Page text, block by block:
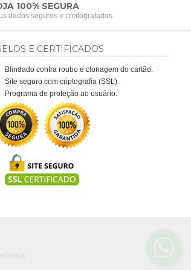
100% SEGURA
dados seguros e criptografados
E CERTIFICADOS
Blindado contra roubo e clonagem do cartão.
Site seguro com criptografia (SSL).
Programa de proteção ao usuário.